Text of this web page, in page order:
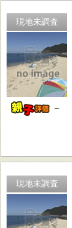
現地未調査
－
現地未調査